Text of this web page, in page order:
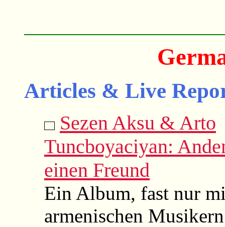
Articles & Live
Sezen Aksu & Arto
Tuncboyaciyan:
einen Freund
Ein Album, fast nur
armenischen Musikern